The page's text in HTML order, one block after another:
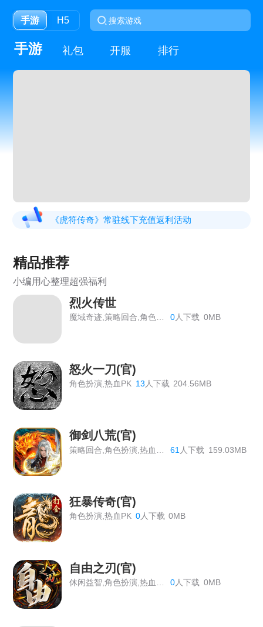
手游 H5
手游 礼包 开服 排行
《虎符传奇》常驻线下充值返利活动
《战Online》首服开启
《维京传奇》线下返利终身累充
《热血战歌之创世》线下充值道具返利活动
《战Online》线下返利活动公告
《大圣外传》线下返利活动总览
《战旗飘》线下活动
《百战沙城》长期线下返利活动，有新增道具
《原始传奇》最新线下活动
《血饮龙纹》双11狂欢活动
《血饮龙纹》历史累计线下返利
《血饮龙纹》单日线下返利
《血饮龙纹》VIP价格表
传奇霸主线下活动
精品推荐
小编用心整理超强福利
烈火传世
魔域奇迹,策略回合,角色扮演 0人下载 0MB
怒火一刀(官)
角色扮演,热血PK 13 人下载 204.56MB
御剑八荒(官)
61 人下载 159.03MB
狂暴传奇(官)
角色扮演,热血PK 0人下载 0MB
自由之刃(官)
0人下载 0MB